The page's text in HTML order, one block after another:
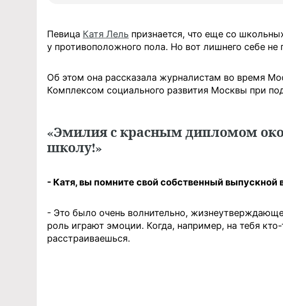
Певица Катя Лель признается, что еще со
у противоположного пола. Но вот лишнего себе не
Об этом она рассказала журналистам во время
Комплексом социального развития Москвы при
«Эмилия с красным дипломом
школу!»
- Катя, вы помните свой собственный выпускной
- Это было очень волнительно,
роль играют эмоции. Когда, например, на тебя
расстраиваешься.